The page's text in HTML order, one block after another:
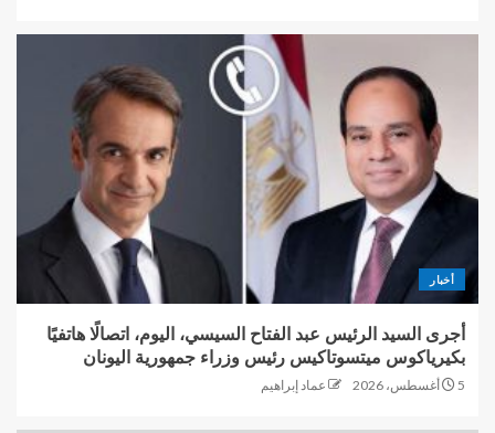
أخبار
أجرى السيد الرئيس عبد الفتاح السيسي، اليوم، اتصالًا هاتفيًا
بكيرياكوس ميتسوتاكيس رئيس وزراء جمهورية اليونان
5 أغسطس، 2026 عماد إبراهيم